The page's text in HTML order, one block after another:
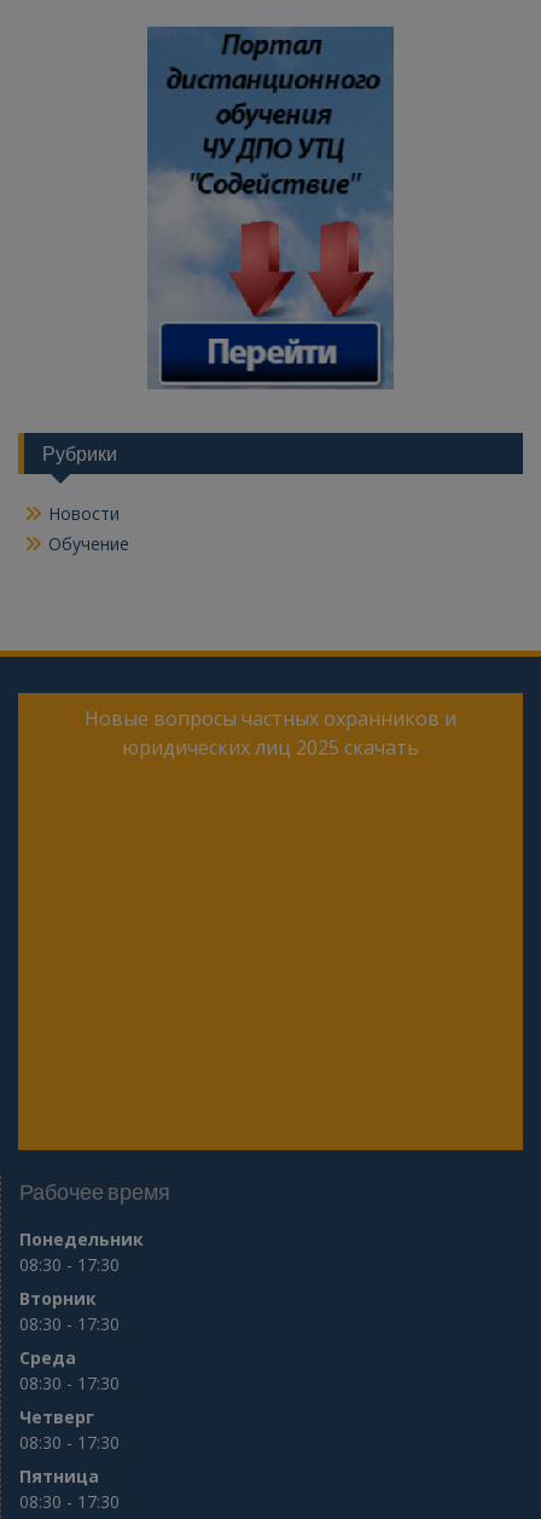
Рубрики
Новости
Обучение
Новые вопросы частных охранников и
юридических лиц 2025 скачать
Рабочее время
Понедельник
08:30 - 17:30
Вторник
08:30 - 17:30
Среда
08:30 - 17:30
Четверг
08:30 - 17:30
Пятница
08:30 - 17:30